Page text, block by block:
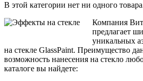
В этой категории нет ни одного
Компания
предлагает
уникальных
на стекле GlassPaint. Преимущество
возможность нанесения на стекло
каталоге вы найдете: